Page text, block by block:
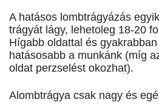
A hatásos lombtrágyázás
trágyát lágy, lehetoleg 18-20
Hígabb oldattal és
hatásosabb a munkánk (míg
oldat perzselést okozhat).
Alombtrágya csak nagy és